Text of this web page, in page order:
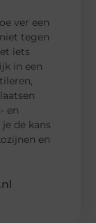
ver een
tegen
iets
in een
en
de kans
en